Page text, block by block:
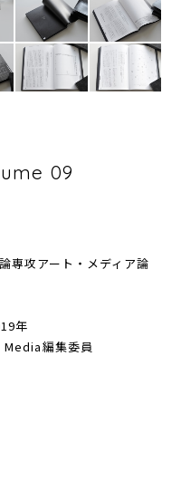
09
専攻アート・メディア論
年
編集委員